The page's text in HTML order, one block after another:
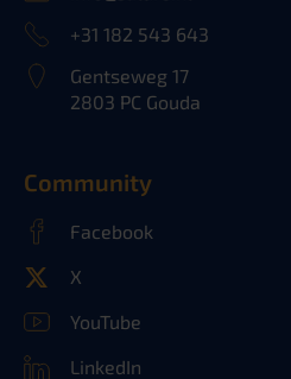
+31 182 543 643
Gentseweg 17
2803 PC Gouda
Community
Facebook
X
YouTube
LinkedIn